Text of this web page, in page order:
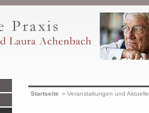
Startseite » Veranstaltungen und